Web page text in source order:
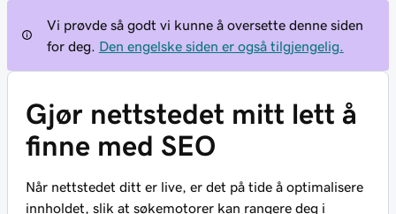
Vi prøvde så godt vi kunne å oversette denne siden
for deg.
Den engelske siden er også tilgjengelig.
Gjør nettstedet mitt lett å
finne med SEO
Når nettstedet ditt er live, er det på tide å optimalisere
innholdet, slik at søkemotorer kan rangere deg i